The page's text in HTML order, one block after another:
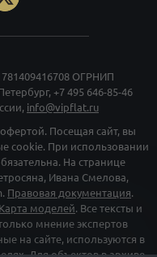
ОГРНИП
+7 495 646-85-46
info@vipflat.ru
Посещая сайт, вы
cookie. При использовании
На странице
Ивана Смелова,
Правовая документация.
Карта моделей. Все тексты и
мнение экспертов
на сайте, используются в